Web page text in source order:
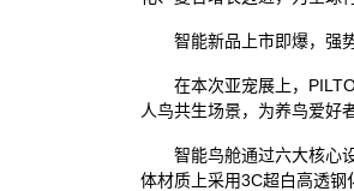
智能新品上市即爆，强
在本次亚宠展上，
人鸟共生场景，为养鸟爱好
智能鸟舱通过六大核心
体材质上采用3C超白高透